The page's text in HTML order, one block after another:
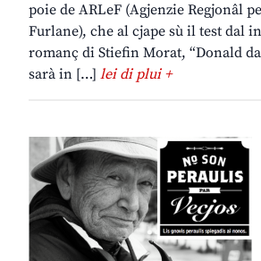
poie de ARLeF (Agjenzie Regjonâl
Furlane), che al cjape sù il test dal
romanç di Stiefin Morat, “Donald
sarà in […] lei di plui +